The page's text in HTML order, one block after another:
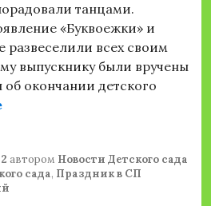
танцами.
«Буквоежки» и
развеселили всех своим
выпускнику были вручены
окончании детского
«Выпускной бал»
автором Новости Детского сада
сада, Праздник в СП